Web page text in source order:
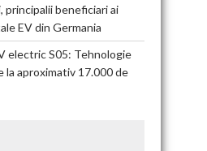
principalii beneficiari ai
EV din Germania
electric S05: Tehnologie
la aproximativ 17.000 de